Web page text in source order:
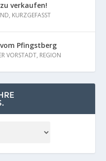
verkaufen!
, KURZGEFASST
Pfingstberg
VORSTADT, REGION